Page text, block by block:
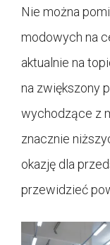
Nie można
modowych na
aktualnie na
na zwiększony
wychodzące z
znacznie
okazję dla
przewidzieć